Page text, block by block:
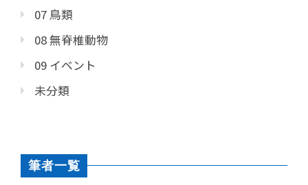
07 鳥類
08 無脊椎動物
09 イベント
未分類
筆者一覧